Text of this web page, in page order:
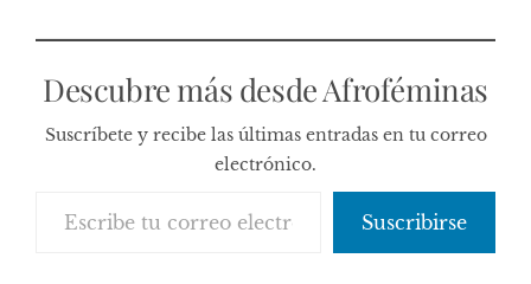
Descubre más desde Afroféminas
Suscríbete y recibe las últimas entradas en tu correo
electrónico.
Suscribirse